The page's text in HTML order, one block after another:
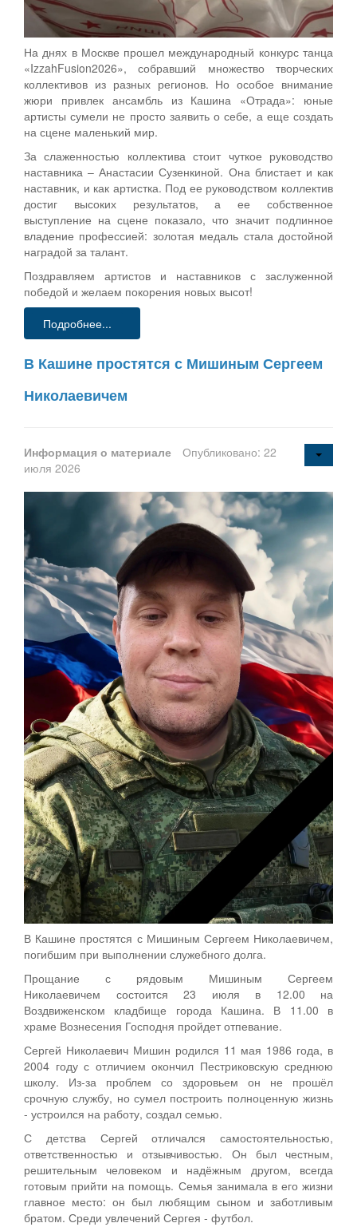
На днях в Москве прошел международный конкурс танца
«IzzahFusion2026», собравший множество творческих
коллективов из разных регионов. Но особое внимание
жюри привлек ансамбль из Кашина «Отрада»: юные
артисты сумели не просто заявить о себе, а еще создать
на сцене маленький мир.
За слаженностью коллектива стоит чуткое руководство
наставника – Анастасии Сузенкиной. Она блистает и как
наставник, и как артистка. Под ее руководством коллектив
достиг высоких результатов, а ее собственное
выступление на сцене показало, что значит подлинное
владение профессией: золотая медаль стала достойной
наградой за талант.
Поздравляем артистов и наставников с заслуженной
победой и желаем покорения новых высот!
Подробнее...
В Кашине простятся с Мишиным Сергеем
Николаевичем
Информация о материале
Опубликовано: 22
июля 2026
В Кашине простятся с Мишиным Сергеем Николаевичем,
погибшим при выполнении служебного долга.
Прощание с рядовым Мишиным Сергеем
Николаевичем состоится 23 июля в 12.00 на
Воздвиженском кладбище города Кашина. В 11.00 в
храме Вознесения Господня пройдет отпевание.
Сергей Николаевич Мишин родился 11 мая 1986 года, в
2004 году с отличием окончил Пестриковскую среднюю
школу. Из‑за проблем со здоровьем он не прошёл
срочную службу, но сумел построить полноценную жизнь
- устроился на работу, создал семью.
С детства Сергей отличался самостоятельностью,
ответственностью и отзывчивостью. Он был честным,
решительным человеком и надёжным другом, всегда
готовым прийти на помощь. Семья занимала в его жизни
главное место: он был любящим сыном и заботливым
братом. Среди увлечений Сергея - футбол.